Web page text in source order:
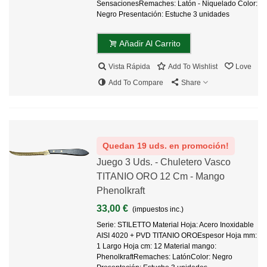
SensacionesRemaches: Latón - Niquelado Color:
Negro Presentación: Estuche 3 unidades
Añadir Al Carrito
Vista Rápida Add To Wishlist
Love
Add To Compare
Share
Quedan 19 uds. en promoción!
Juego 3 Uds. - Chuletero Vasco
TITANIO ORO 12 Cm - Mango
Phenolkraft
33,00 € (impuestos inc.)
Serie: STILETTO Material Hoja: Acero Inoxidable
AISI 4020 + PVD TITANIO OROEspesor Hoja mm:
1 Largo Hoja cm: 12 Material mango:
PhenolkraftRemaches: LatónColor: Negro